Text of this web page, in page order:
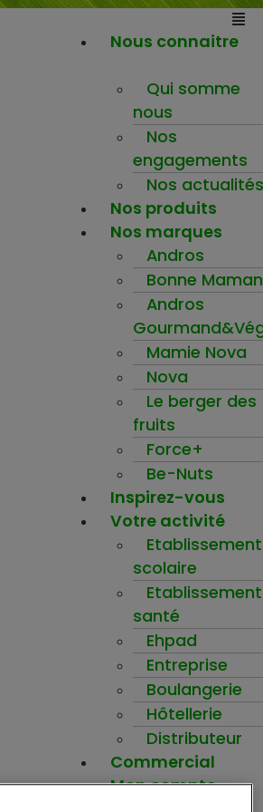
Nous connaitre
Qui somme
nous
Nos
engagements
Nos actualités
Nos produits
Nos marques
Andros
Bonne Maman
Andros
Mamie Nova
Nova
Le berger des
fruits
Force+
Be-Nuts
Inspirez-vous
Votre activité
Etablissement
scolaire
santé
Ehpad
Entreprise
Boulangerie
Hôtellerie
Distributeur
Commercial
Mon compte